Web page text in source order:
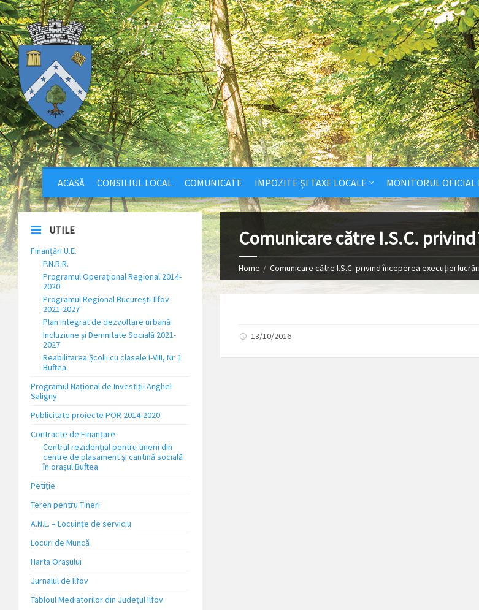
ACASĂ CONSILIUL LOCAL COMUNICATE IMPOZITE ȘI TAXE LOCALE MONITORUL OFICIAL
Comunicare către I.S.C.
Home Comunicare către I.S.C. privind începerea execuţiei
13/10/2016
UTILE
Finanțări U.E.
P.N.R.R.
Programul Operațional Regional 2014-
2020
Programul Regional București-Ilfov
2021-2027
Plan integrat de dezvoltare urbană
Incluziune și Demnitate Socială 2021-
2027
Reabilitarea Școlii cu clasele I-VIII, Nr. 1
Buftea
Programul Național de Investiții Anghel
Saligny
Publicitate proiecte POR 2014-2020
Contracte de Finanțare
Centrul rezidențial pentru tinerii din
centre de plasament și cantină socială
în orașul Buftea
Petiție
Teren pentru Tineri
A.N.L. – Locuinţe de serviciu
Locuri de Muncă
Harta Orașului
Jurnalul de Ilfov
Tabloul Mediatorilor din Județul Ilfov